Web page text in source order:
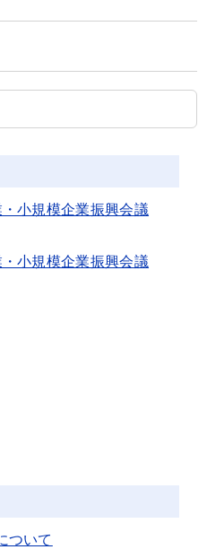
小規模企業振興会議
小規模企業振興会議
ついて